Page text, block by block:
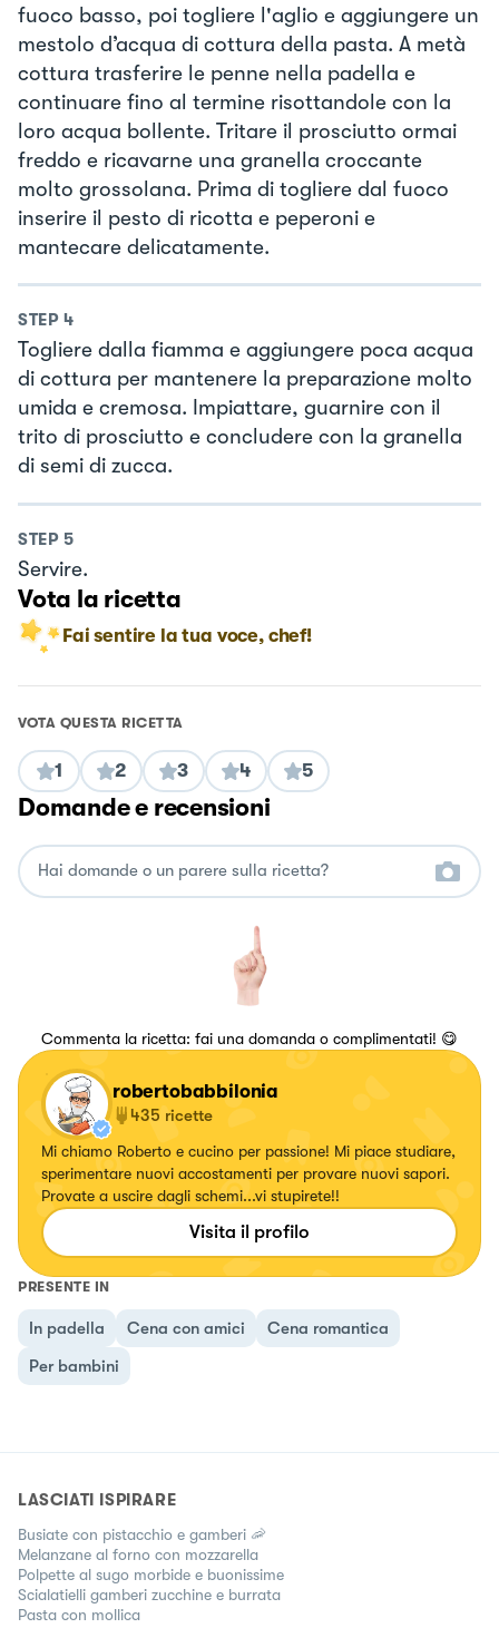
fuoco basso, poi togliere l'aglio e aggiungere un
mestolo d’acqua di cottura della pasta. A metà
cottura trasferire le penne nella padella e
continuare fino al termine risottandole con la
loro acqua bollente. Tritare il prosciutto ormai
freddo e ricavarne una granella croccante
molto grossolana. Prima di togliere dal fuoco
inserire il pesto di ricotta e peperoni e
mantecare delicatamente.
STEP 4
Togliere dalla fiamma e aggiungere poca acqua
di cottura per mantenere la preparazione molto
umida e cremosa. Impiattare, guarnire con il
trito di prosciutto e concludere con la granella
di semi di zucca.
STEP 5
Servire.
Vota la ricetta
Fai sentire la tua voce, chef!
VOTA QUESTA RICETTA
1 2 3 4 5
Domande e recensioni
Commenta la ricetta: fai una domanda o complimentati! 😋
robertobabbilonia
435 ricette
Mi chiamo Roberto e cucino per passione! Mi piace studiare,
sperimentare nuovi accostamenti per provare nuovi sapori.
Provate a uscire dagli schemi...vi stupirete!!
Visita il profilo
PRESENTE IN
In padella Cena con amici
Cena romantica
Per bambini
LASCIATI ISPIRARE
Busiate con pistacchio e gamberi 🦐
Melanzane al forno con mozzarella
Polpette al sugo morbide e buonissime
Scialatielli gamberi zucchine e burrata
Pasta con mollica